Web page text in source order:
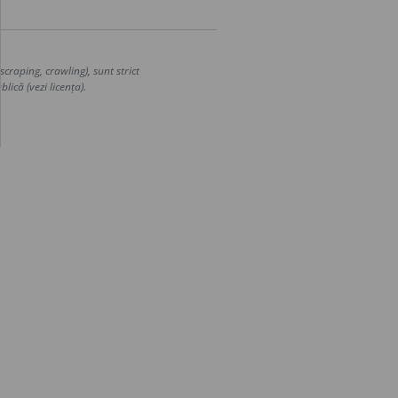
crawling), sunt strict
(vezi licența).